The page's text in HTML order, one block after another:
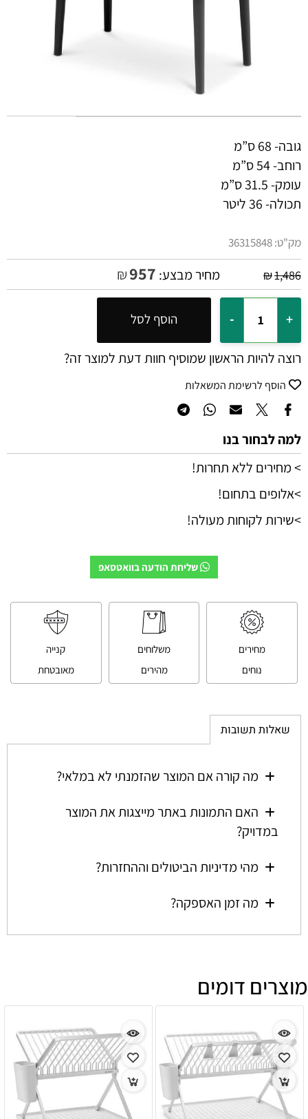
גובה- 68 ס”מ
רוחב- 54 ס”מ
עומק- 31.5 ס”מ
תכולה- 36 ליטר
מק"ט:36315848
₪1,486 מחיר מבצע: ₪957
הוסף לסל
רוצה להיות הראשון שמוסיף חוות דעת למוצר זה?
הוסף לרשימת המשאלות
למה לבחור בנו
> מחירים ללא תחרות!
>אלופים בתחום!
>שירות לקוחות מעולה!
שליחת הודעה בוואטסאפ
מחירים
נוחים
משלוחים
מהירים
קנייה
מאובטחת
שאלות תשובות
מה קורה אם המוצר שהזמנתי לא במלאי?
האם התמונות באתר מייצגות את המוצר
במדויק?
מהי מדיניות הביטולים וההחזרות?
מה זמן האספקה?
מוצרים דומים